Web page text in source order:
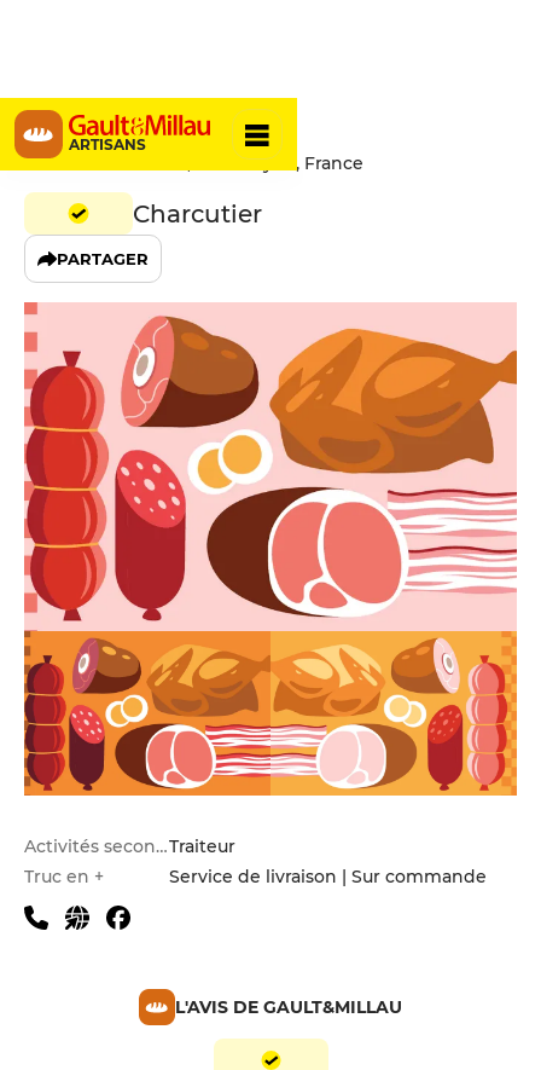
ARTISANS
Reynon
13 Rue des Archers, 69002 Lyon, France
Charcutier
PARTAGER
Activités secondairesTraiteur
Truc en +
Service de livraison | Sur commande
L'AVIS DE GAULT&MILLAU